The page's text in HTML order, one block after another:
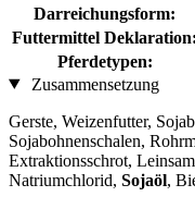
Darreichungsform:
Futtermittel Deklaration:
Pferdetypen:
Zusammensetzung
Gerste, Weizenfutter,
Sojabohnenschalen,
Extraktionsschrot,
Natriumchlorid, Sojaöl,